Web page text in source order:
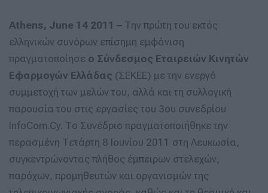
Athens, June 14 2011 – Την πρώτη του εκτός
ελληνικών συνόρων επίσημη εμφάνιση
πραγματοποίησε ο Σύνδεσμος Εταιρειών Κινητών
Εφαρμογών Ελλάδας (ΣΕΚΕΕ) με την ενεργό
συμμετοχή των μελών του, αλλά και τη συλλογική
παρουσία του στις εργασίες του 3ου συνεδρίου
InfoCom.Cy. Το Συνέδριο πραγματοποιήθηκε την
περασμένη Τετάρτη 8 Ιουνίου 2011 στη Λευκωσία,
συγκεντρώνοντας πλήθος έμπειρων στελεχών,
παρόχων, προμηθευτών και οργανισμών της